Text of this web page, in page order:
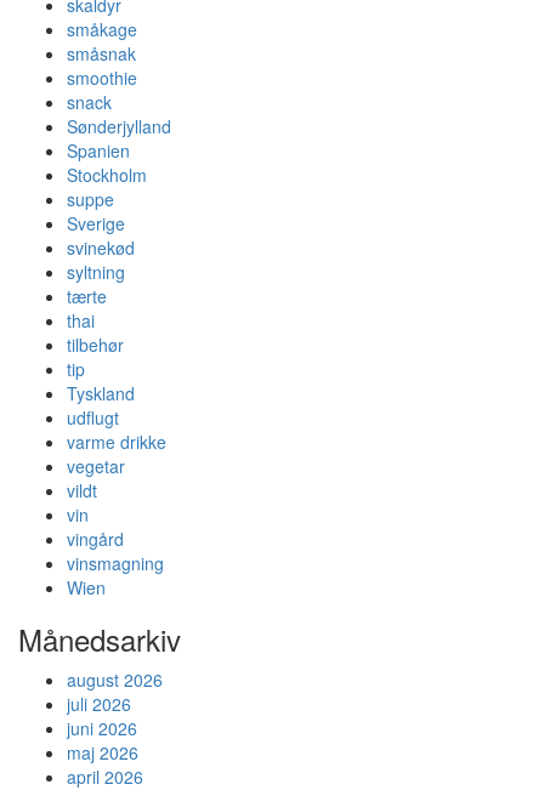
skaldyr
småkage
småsnak
smoothie
snack
Sønderjylland
Spanien
Stockholm
suppe
Sverige
svinekød
syltning
tærte
thai
tilbehør
tip
Tyskland
udflugt
varme drikke
vegetar
vildt
vin
vingård
vinsmagning
Wien
Månedsarkiv
august 2026
juli 2026
juni 2026
maj 2026
april 2026